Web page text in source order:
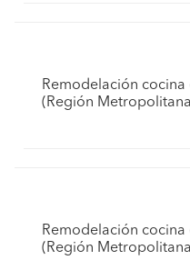
Remodelación cocina
(Región
Remodelación cocina
(Región